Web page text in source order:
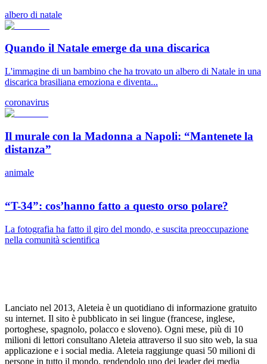
albero di natale
Quando il Natale emerge da una discarica
L'immagine di un bambino che ha trovato un albero di Natale in una
discarica brasiliana emoziona e diventa...
coronavirus
Il murale con la Madonna a Napoli: “Mantenete la
distanza”
animale
“T-34”: cos’hanno fatto a questo orso polare?
La fotografia ha fatto il giro del mondo, e suscita preoccupazione
nella comunità scientifica
Lanciato nel 2013, Aleteia è un quotidiano di informazione gratuito
su internet. Il sito è pubblicato in sei lingue (francese, inglese,
portoghese, spagnolo, polacco e sloveno). Ogni mese, più di 10
milioni di lettori consultano Aleteia attraverso il suo sito web, la sua
applicazione e i social media. Aleteia raggiunge quasi 50 milioni di
persone in tutto il mondo, rendendolo uno dei leader dei media